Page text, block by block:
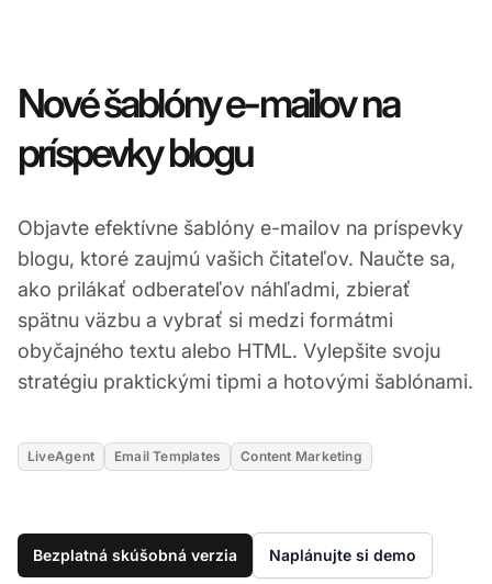
Nové šablóny e-mailov na
príspevky blogu
Objavte efektívne šablóny e-mailov na príspevky
blogu, ktoré zaujmú vašich čitateľov. Naučte sa,
ako prilákať odberateľov náhľadmi, zbierať
spätnu väzbu a vybrať si medzi formátmi
obyčajného textu alebo HTML. Vylepšite svoju
stratégiu praktickými tipmi a hotovými šablónami.
LiveAgent Email Templates Content Marketing
Bezplatná skúšobná verzia Naplánujte si demo